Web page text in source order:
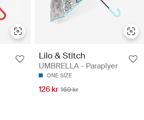
Lilo & Stitch
UMBRELLA - Paraplyer
ONE SIZE
126 kr 169 kr